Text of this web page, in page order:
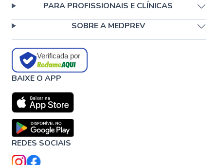
PARA PROFISSIONAIS E CLÍNICAS
SOBRE A MEDPREV
Verificada por
BAIXE O APP
REDES SOCIAIS